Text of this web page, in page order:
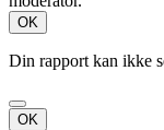
OK
Din rapport kan ikke
OK